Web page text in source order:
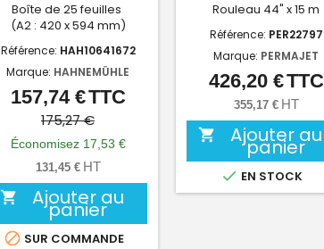
Boîte de 25 feuilles
(A2 : 420 x 594 mm)
Référence: HAH10641672
Marque: HAHNEMÜHLE
Prix
Prix
de
base
157,74 €TTC
175,27 €
Économisez 17,53 €
131,45 € HT
 Ajouter au
panier
 SUR COMMANDE
Rouleau 44" x 15 m
Référence: PER22797
Marque: PERMAJET
Prix
426,20 €TTC
355,17 € HT
 Ajouter au
panier
 EN STOCK